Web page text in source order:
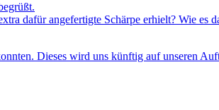
dafür angefertigte Schärpe erhielt? Wie es
Dieses wird uns künftig auf unseren